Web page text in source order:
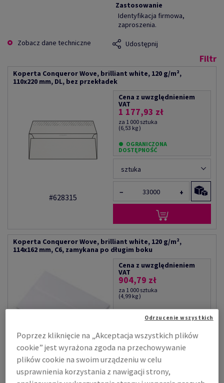
Zastosowanie
Identyfikacja firmowa,
zaproszenia.
Zobacz dane techniczne
Udostępnij
Filtr
Koperta Conqueror Wove, brilliant white, 120 g/m²,
110x220 mm, DL, bez przekładek
#628315
Cena z uwzględnieniem
VAT
1 177,93 zł
za 1 000 sztuka
(6,53 kg )
OGRANICZONA
DOSTĘPNOŚĆ
sztuka
− +
Koperta Conqueror Wove, brilliant white, 120 g/m²,
114x162 mm, C6, zamykana po długim boku
#628316
Cena z uwzględnieniem
VAT
904,79 zł
za 1 000 sztuka
(4,99 kg )
DOSTĘPNOŚĆ
sztuka
−
Poprzez kliknięcie na „Akceptacja wszystkich plików
cookie” jest wyrażona zgoda na przechowywanie
plików cookie na swoim urządzeniu w celu
usprawnienia korzystania z nawigacji strony,
Odrzucenie wszystkich